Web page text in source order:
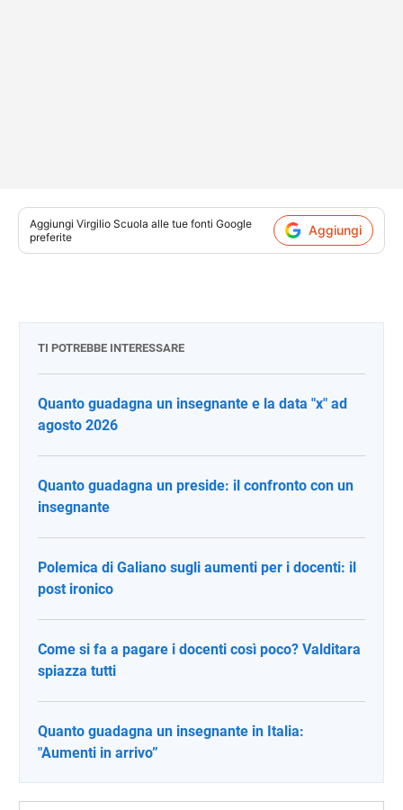
Aggiungi Virgilio Scuola alle tue fonti Google
preferite
Aggiungi
TI POTREBBE INTERESSARE
Quanto guadagna un insegnante e la data "x" ad
agosto 2026
Quanto guadagna un preside: il confronto con un
insegnante
Polemica di Galiano sugli aumenti per i docenti: il
post ironico
Come si fa a pagare i docenti così poco? Valditara
spiazza tutti
Quanto guadagna un insegnante in Italia:
"Aumenti in arrivo”